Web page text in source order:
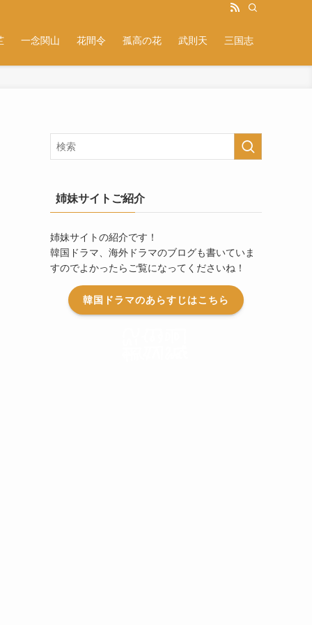
一念関山 花間令 孤高の花 武則天 三国志
姉妹サイトご紹介
姉妹サイトの紹介です！
韓国ドラマ、海外ドラマのブログも書いていま
すのでよかったらご覧になってくださいね！
韓国ドラマのあらすじはこちら